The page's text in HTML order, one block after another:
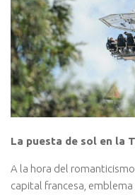
La puesta de sol en la
A la hora del
capital francesa,